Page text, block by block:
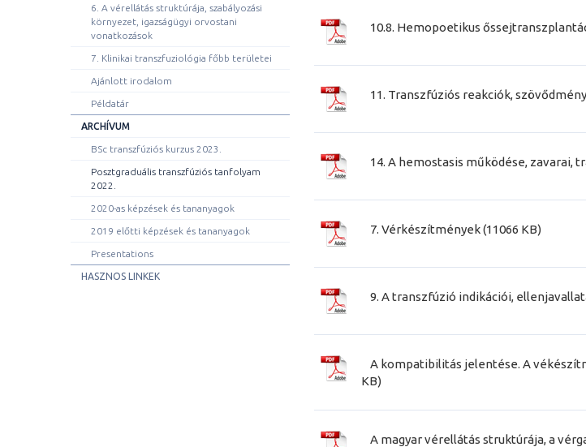
6. A vérellátás struktúrája, szabályozási
környezet, igazságügyi orvostani
vonatkozások
7. Klinikai transzfuziológia főbb területei
Ajánlott irodalom
Példatár
ARCHÍVUM
BSc transzfúziós kurzus 2023.
Posztgraduális transzfúziós tanfolyam
2022.
2020-as képzések és tananyagok
2019 előtti képzések és tananyagok
Presentations
HASZNOS LINKEK
10.8. Hemopoetikus
11. Transzfúziós reakciók,
14. A hemostasis működése, zavarai,
7. Vérkészítmények (11066 KB)
9. A transzfúzió indikációi,
A kompatibilitás jelentése. A
KB)
A magyar vérellátás struktúrája, a